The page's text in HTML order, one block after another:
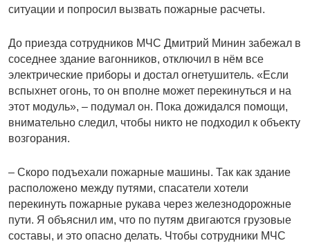
ситуации и попросил вызвать пожарные расчеты.
До приезда сотрудников МЧС Дмитрий Минин забежал в
соседнее здание вагонников, отключил в нём все
электрические приборы и достал огнетушитель. «Если
вспыхнет огонь, то он вполне может перекинуться и на
этот модуль», – подумал он. Пока дожидался помощи,
внимательно следил, чтобы никто не подходил к объекту
возгорания.
– Скоро подъехали пожарные машины. Так как здание
расположено между путями, спасатели хотели
перекинуть пожарные рукава через железнодорожные
пути. Я объяснил им, что по путям двигаются грузовые
составы, и это опасно делать. Чтобы сотрудники МЧС